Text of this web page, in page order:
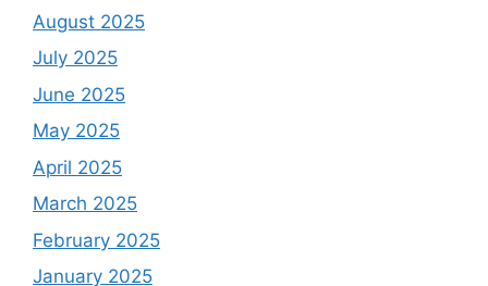
August 2025
July 2025
June 2025
May 2025
April 2025
March 2025
February 2025
January 2025